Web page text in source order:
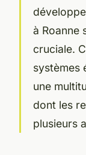
à Roanne
cruciale.
systèmes
une
dont les
plusieurs